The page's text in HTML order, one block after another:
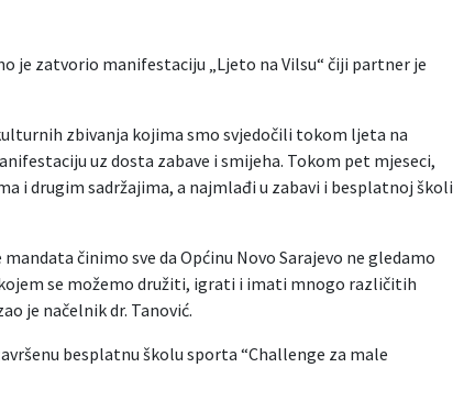
je zatvorio manifestaciju „Ljeto na Vilsu“ čiji partner je
zbivanja kojima smo svjedočili tokom ljeta na
uz dosta zabave i smijeha. Tokom pet mjeseci,
i drugim sadržajima, a najmlađi u zabavi i besplatnoj školi
činimo sve da Općinu Novo Sarajevo ne gledamo
se možemo družiti, igrati i imati mnogo različitih
je načelnik dr. Tanović.
besplatnu školu sporta “Challenge za male